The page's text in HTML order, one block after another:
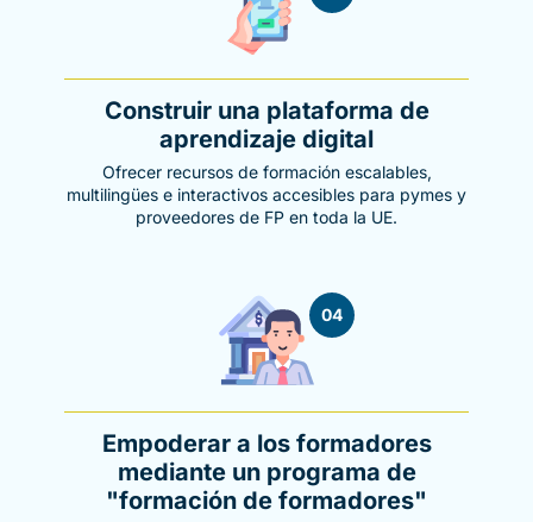
Construir una plataforma de
aprendizaje digital
Ofrecer recursos de formación escalables,
multilingües e interactivos accesibles para pymes y
proveedores de FP en toda la UE.
04
Empoderar a los formadores
mediante un programa de
"formación de formadores"